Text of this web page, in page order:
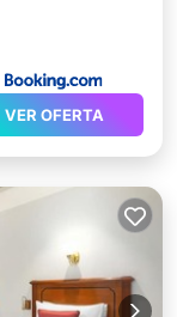
VER OFERTA